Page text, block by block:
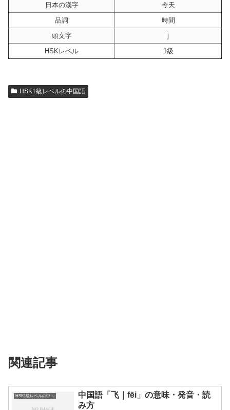
日本の漢字
今天
品詞
時間
頭文字
j
HSKレベル
1級
HSK1級レベルの中国語
関連記事
中国語「飞｜fēi」の意味・発音・読
み方